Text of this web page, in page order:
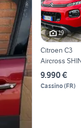
19
Citroen C3
Aircross
1.2 GPL-
9.990 €
Cassino(FR)